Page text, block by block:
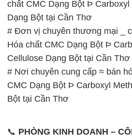
chất CMC Dạng Bột Þ
Dạng Bột tại Cần Thơ
# Đơn vị chuyên thương mại _
Hóa chất CMC Dạng Bột Þ
Cellulose Dạng Bột tại Cần Thơ
# Nơi chuyên cung cấp ≈ bán
CMC Dạng Bột Þ Carboxyl
Bột tại Cần Thơ
📞 PHÒNG KINH DOANH –